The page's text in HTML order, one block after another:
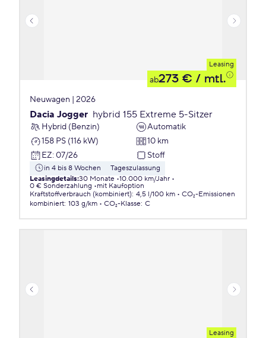
Leasing
ab273 € / mtl.
Neuwagen | 2026
Dacia Jogger hybrid 155 Extreme 5-Sitzer
Hybrid (Benzin)
Automatik
158 PS (116 kW)
10 km
EZ: 07/26 Stoff
in 4 bis 8 Wochen
Tageszulassung
Leasingdetails:30 Monate 10.000 km/Jahr
0 € Sonderzahlung
mit Kaufoption
Kraftstoffverbrauch (kombiniert): 4,5 l/100 km
CO₂-Emissionen
kombiniert: 103 g/km CO₂-Klasse: C
Leasing